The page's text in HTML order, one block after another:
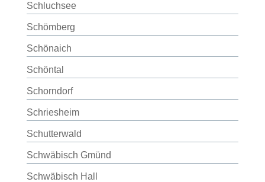
Schluchsee
Schömberg
Schönaich
Schöntal
Schorndorf
Schriesheim
Schutterwald
Schwäbisch Gmünd
Schwäbisch Hall